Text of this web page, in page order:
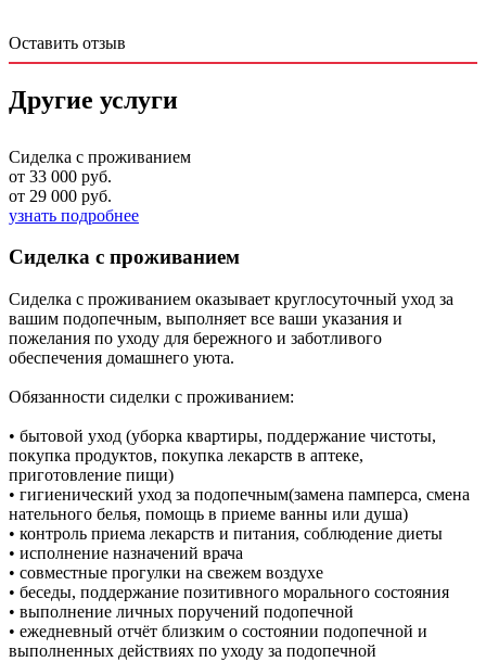
Оставить отзыв
Другие услуги
Сиделка с проживанием
от 33 000 руб.
от 29 000 руб.
узнать подробнее
Сиделка с проживанием
Сиделка с проживанием оказывает круглосуточный уход за
вашим подопечным, выполняет все ваши указания и
пожелания по уходу для бережного и заботливого
обеспечения домашнего уюта.
Обязанности сиделки с проживанием:
• бытовой уход (уборка квартиры, поддержание чистоты,
покупка продуктов, покупка лекарств в аптеке,
приготовление пищи)
• гигиенический уход за подопечным(замена памперса, смена
нательного белья, помощь в приеме ванны или душа)
• контроль приема лекарств и питания, соблюдение диеты
• исполнение назначений врача
• совместные прогулки на свежем воздухе
• беседы, поддержание позитивного морального состояния
• выполнение личных поручений подопечной
• ежедневный отчёт близким о состоянии подопечной и
выполненных действиях по уходу за подопечной